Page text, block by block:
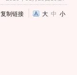
复制链接 大 中 小